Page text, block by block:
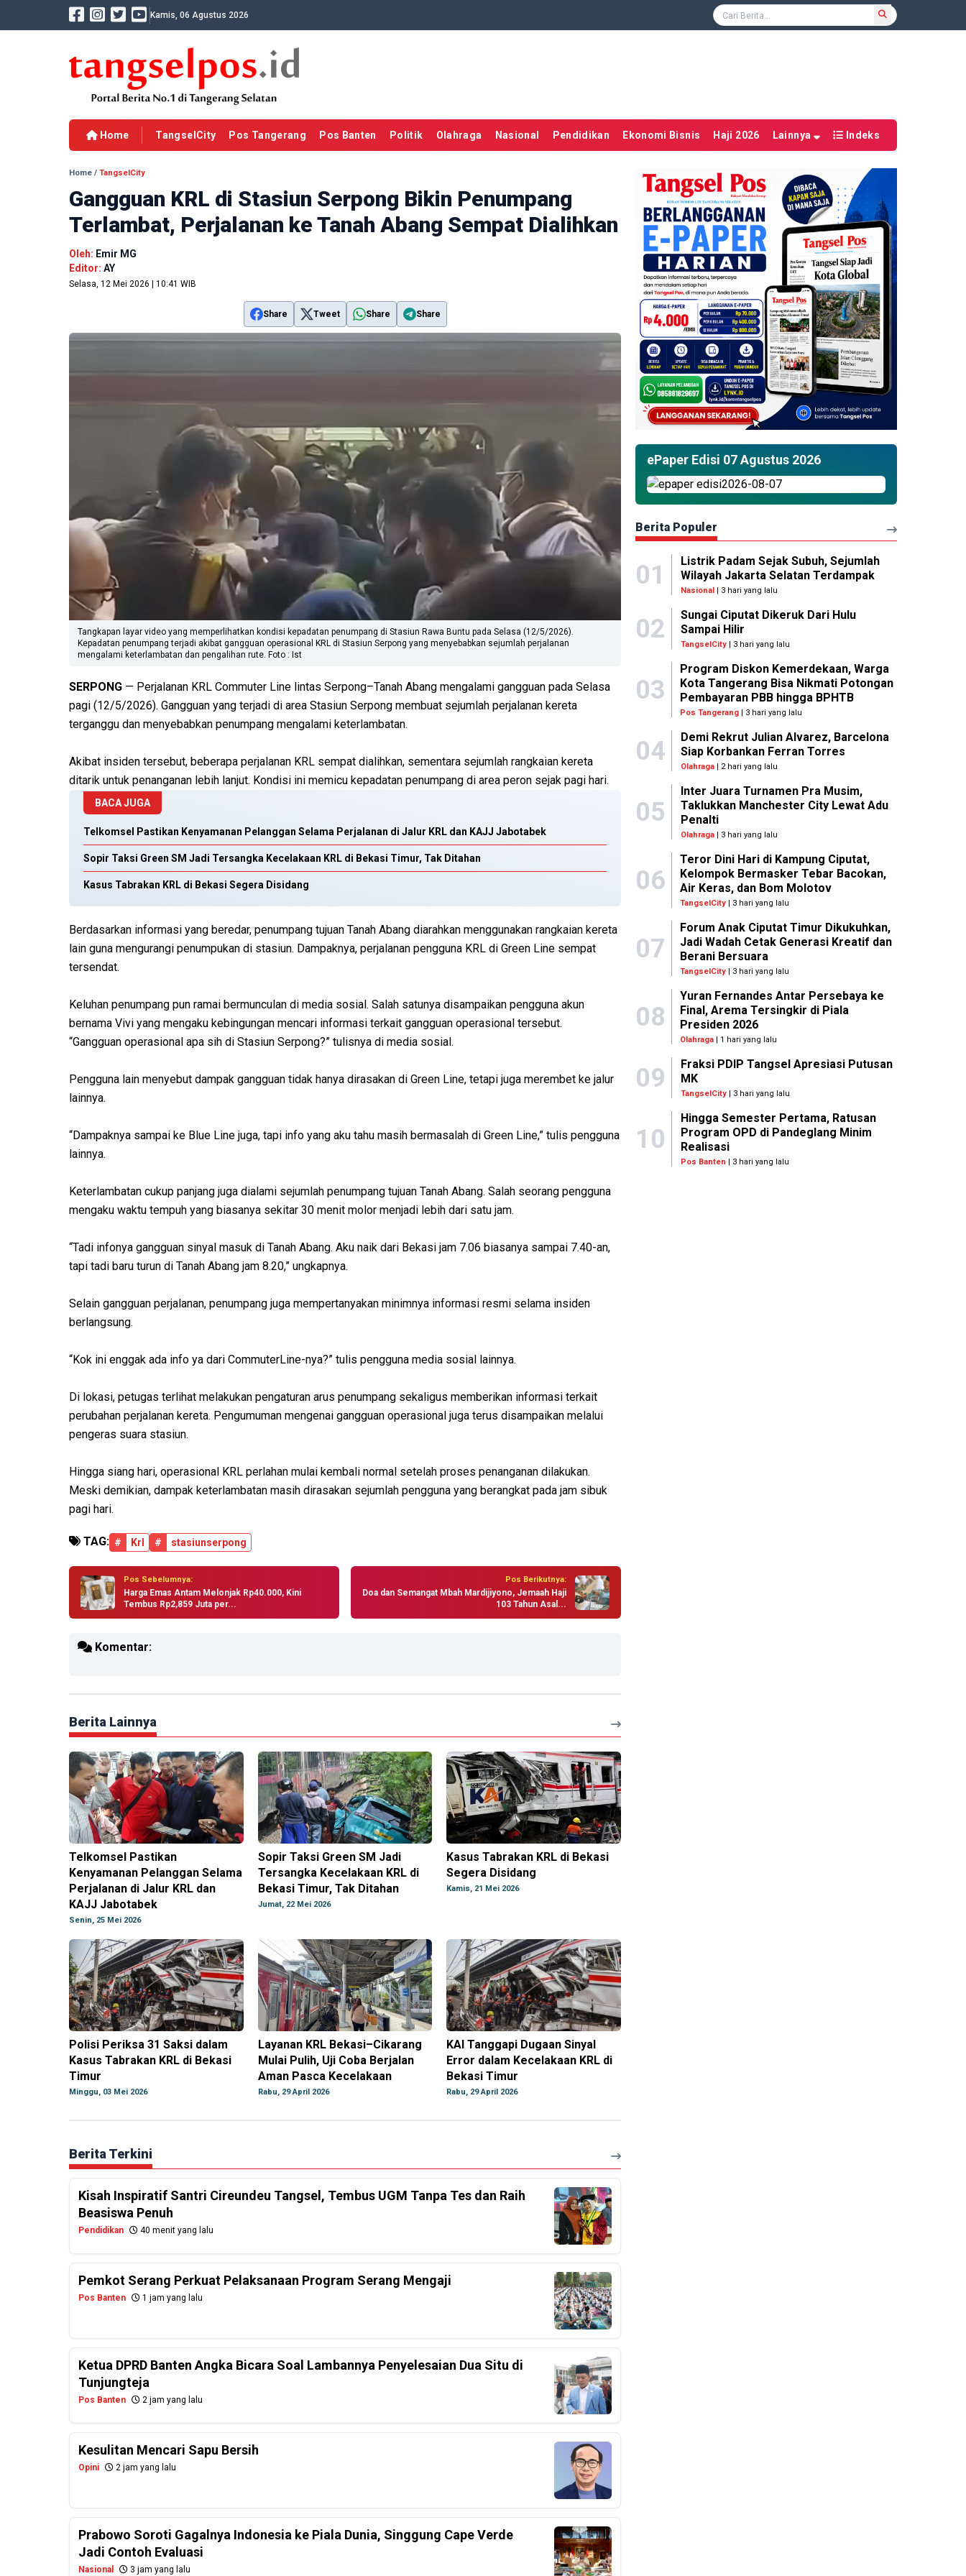
Kamis, 06 Agustus 2026
Home TangselCity Pos Tangerang Pos Banten Politik Olahraga Nasional Pendidikan Ekonomi Bisnis Haji 2026 Lainnya Indeks
Home / TangselCity
Gangguan KRL di Stasiun Serpong Bikin Penumpang
Terlambat, Perjalanan ke Tanah Abang Sempat Dialihkan
Oleh: Emir MG
Editor: AY
Selasa, 12 Mei 2026 | 10:41 WIB
Share Tweet Share Share
Tangkapan layar video yang memperlihatkan kondisi kepadatan penumpang di Stasiun Rawa Buntu pada Selasa (12/5/2026).
Kepadatan penumpang terjadi akibat gangguan operasional KRL di Stasiun Serpong yang menyebabkan sejumlah perjalanan
mengalami keterlambatan dan pengalihan rute. Foto : Ist
SERPONG — Perjalanan KRL Commuter Line lintas Serpong–Tanah Abang mengalami gangguan pada Selasa
pagi (12/5/2026). Gangguan yang terjadi di area Stasiun Serpong membuat sejumlah perjalanan kereta
terganggu dan menyebabkan penumpang mengalami keterlambatan.
Akibat insiden tersebut, beberapa perjalanan KRL sempat dialihkan, sementara sejumlah rangkaian kereta
ditarik untuk penanganan lebih lanjut. Kondisi ini memicu kepadatan penumpang di area peron sejak pagi hari.
BACA JUGA
Telkomsel Pastikan Kenyamanan Pelanggan Selama Perjalanan di Jalur KRL dan KAJJ Jabotabek
Sopir Taksi Green SM Jadi Tersangka Kecelakaan KRL di Bekasi Timur, Tak Ditahan
Kasus Tabrakan KRL di Bekasi Segera Disidang
Berdasarkan informasi yang beredar, penumpang tujuan Tanah Abang diarahkan menggunakan rangkaian kereta
lain guna mengurangi penumpukan di stasiun. Dampaknya, perjalanan pengguna KRL di Green Line sempat
tersendat.
Keluhan penumpang pun ramai bermunculan di media sosial. Salah satunya disampaikan pengguna akun
bernama Vivi yang mengaku kebingungan mencari informasi terkait gangguan operasional tersebut.
“Gangguan operasional apa sih di Stasiun Serpong?” tulisnya di media sosial.
Pengguna lain menyebut dampak gangguan tidak hanya dirasakan di Green Line, tetapi juga merembet ke jalur
lainnya.
“Dampaknya sampai ke Blue Line juga, tapi info yang aku tahu masih bermasalah di Green Line,” tulis pengguna
lainnya.
Keterlambatan cukup panjang juga dialami sejumlah penumpang tujuan Tanah Abang. Salah seorang pengguna
mengaku waktu tempuh yang biasanya sekitar 30 menit molor menjadi lebih dari satu jam.
“Tadi infonya gangguan sinyal masuk di Tanah Abang. Aku naik dari Bekasi jam 7.06 biasanya sampai 7.40-an,
tapi tadi baru turun di Tanah Abang jam 8.20,” ungkapnya.
Selain gangguan perjalanan, penumpang juga mempertanyakan minimnya informasi resmi selama insiden
berlangsung.
“Kok ini enggak ada info ya dari CommuterLine-nya?” tulis pengguna media sosial lainnya.
Di lokasi, petugas terlihat melakukan pengaturan arus penumpang sekaligus memberikan informasi terkait
perubahan perjalanan kereta. Pengumuman mengenai gangguan operasional juga terus disampaikan melalui
pengeras suara stasiun.
Hingga siang hari, operasional KRL perlahan mulai kembali normal setelah proses penanganan dilakukan.
Meski demikian, dampak keterlambatan masih dirasakan sejumlah pengguna yang berangkat pada jam sibuk
pagi hari.
TAG: # Krl # stasiunserpong
Pos Sebelumnya:
Harga Emas Antam Melonjak Rp40.000, Kini
Tembus Rp2,859 Juta per...
Pos Berikutnya:
Doa dan Semangat Mbah Mardijiyono, Jemaah Haji
103 Tahun Asal...
Komentar:
Berita Lainnya
Telkomsel Pastikan
Kenyamanan Pelanggan Selama
Perjalanan di Jalur KRL dan
KAJJ Jabotabek
Senin, 25 Mei 2026
Sopir Taksi Green SM Jadi
Tersangka Kecelakaan KRL di
Bekasi Timur, Tak Ditahan
Jumat, 22 Mei 2026
Kasus Tabrakan KRL di Bekasi
Segera Disidang
Kamis, 21 Mei 2026
Polisi Periksa 31 Saksi dalam
Kasus Tabrakan KRL di Bekasi
Timur
Minggu, 03 Mei 2026
Layanan KRL Bekasi–Cikarang
Mulai Pulih, Uji Coba Berjalan
Aman Pasca Kecelakaan
Rabu, 29 April 2026
KAI Tanggapi Dugaan Sinyal
Error dalam Kecelakaan KRL di
Bekasi Timur
Rabu, 29 April 2026
Berita Terkini
Kisah Inspiratif Santri Cireundeu Tangsel, Tembus UGM Tanpa Tes dan Raih
Beasiswa Penuh
Pendidikan 40 menit yang lalu
Pemkot Serang Perkuat Pelaksanaan Program Serang Mengaji
Pos Banten 1 jam yang lalu
Ketua DPRD Banten Angka Bicara Soal Lambannya Penyelesaian Dua Situ di
Tunjungteja
Pos Banten 2 jam yang lalu
Kesulitan Mencari Sapu Bersih
Opini 2 jam yang lalu
Prabowo Soroti Gagalnya Indonesia ke Piala Dunia, Singgung Cape Verde
Jadi Contoh Evaluasi
Nasional 3 jam yang lalu
ePaper Edisi 07 Agustus 2026
Berita Populer
01
Listrik Padam Sejak Subuh, Sejumlah
Wilayah Jakarta Selatan Terdampak
Nasional | 3 hari yang lalu
02
Sungai Ciputat Dikeruk Dari Hulu
Sampai Hilir
TangselCity| 3 hari yang lalu
03
Program Diskon Kemerdekaan, Warga
Kota Tangerang Bisa Nikmati Potongan
Pembayaran PBB hingga BPHTB
Pos Tangerang | 3 hari yang lalu
04
Demi Rekrut Julian Alvarez, Barcelona
Siap Korbankan Ferran Torres
Olahraga| 2 hari yang lalu
05
Inter Juara Turnamen Pra Musim,
Taklukkan Manchester City Lewat Adu
Penalti
Olahraga| 3 hari yang lalu
06
Teror Dini Hari di Kampung Ciputat,
Kelompok Bermasker Tebar Bacokan,
Air Keras, dan Bom Molotov
TangselCity | 3 hari yang lalu
07
Forum Anak Ciputat Timur Dikukuhkan,
Jadi Wadah Cetak Generasi Kreatif dan
Berani Bersuara
TangselCity | 3 hari yang lalu
08
Yuran Fernandes Antar Persebaya ke
Final, Arema Tersingkir di Piala
Presiden 2026
Olahraga | 1 hari yang lalu
09
Fraksi PDIP Tangsel Apresiasi Putusan
MK
TangselCity| 3 hari yang lalu
10
Hingga Semester Pertama, Ratusan
Program OPD di Pandeglang Minim
Realisasi
Pos Banten | 3 hari yang lalu